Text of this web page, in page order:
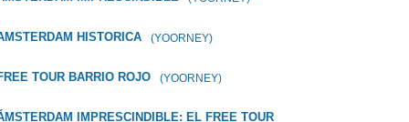
HISTORICA (YOORNEY)
TOUR BARRIO ROJO (YOORNEY)
IMPRESCINDIBLE: EL FREE TOUR